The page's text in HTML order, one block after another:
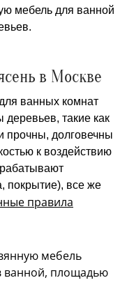
мебель для ванной
в Москве
ванных комнат
такие как
прочны, долговечны
к воздействию
покрытие), все же
правила
мебель
ванной, площадью